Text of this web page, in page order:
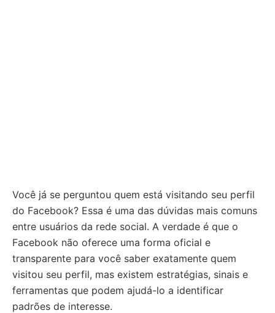
Você já se perguntou quem está visitando seu perfil
do Facebook? Essa é uma das dúvidas mais comuns
entre usuários da rede social. A verdade é que o
Facebook não oferece uma forma oficial e
transparente para você saber exatamente quem
visitou seu perfil, mas existem estratégias, sinais e
ferramentas que podem ajudá-lo a identificar
padrões de interesse.